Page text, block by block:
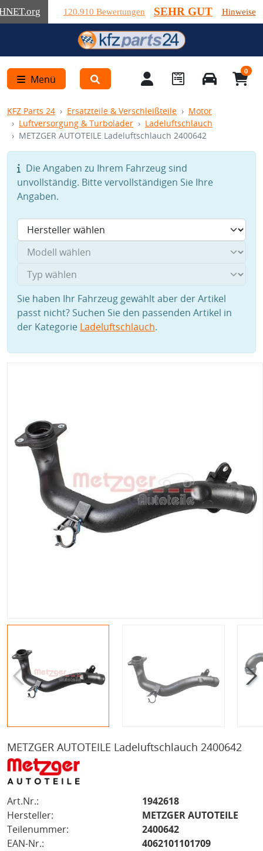
.org 120.910 Bewertungen SEHR GUT Hinweise
Menü
0
KFZ Parts 24 Ersatzteile & Verschleißteile
Motor
Luftversorgung & Turbolader
Ladeluftschlauch
METZGER AUTOTEILE Ladeluftschlauch 2400642
Die Angaben zu Ihrem Fahrzeug sind
unvollständig. Bitte vervollständigen Sie Ihre
Angaben.
Sie haben Ihr Fahrzeug gewählt aber der Artikel
passt nicht? Suchen Sie den passenden Artikel in
der Kategorie Ladeluftschlauch.
METZGER AUTOTEILE Ladeluftschlauch 2400642
Art.Nr.:
1942618
Hersteller:
METZGER AUTOTEILE
Teilenummer:
2400642
EAN-Nr.:
4062101101709